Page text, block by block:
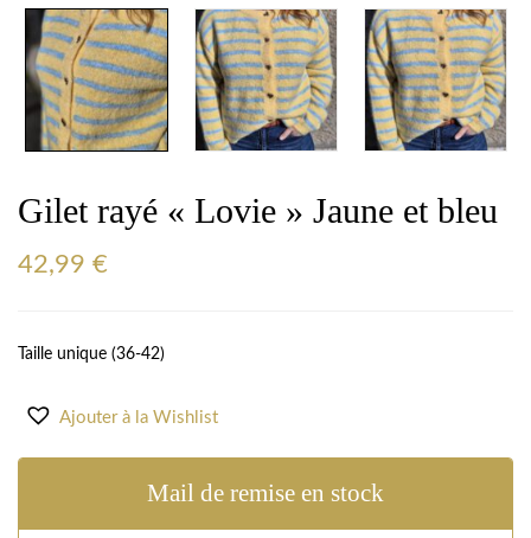
Gilet rayé « Lovie » Jaune et bleu
42,99 €
Taille unique (36-42)
Ajouter à la Wishlist
Mail de remise en stock